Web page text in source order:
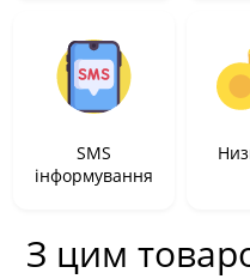
SMS
інформування
З цим